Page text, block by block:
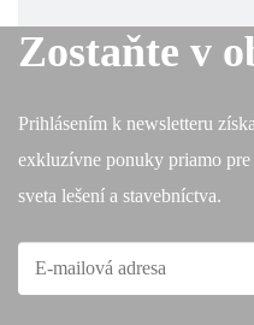
Zostaňte v
Prihlásením k newsletteru
exkluzívne ponuky priamo
sveta lešení a stavebníctva.